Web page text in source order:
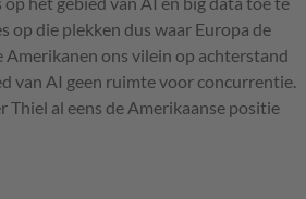
op die plekken dus waar Europa de
ons vilein op achterstand
van AI geen ruimte voor concurrentie.
Thiel al eens de Amerikaanse positie